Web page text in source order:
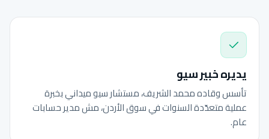
يديره خبير سيو
تأسس وقاده محمد الشريف، مستشار سيو ميداني بخبرة
عملية متعدّدة السنوات في سوق الأردن، مش مدير حسابات
عام.